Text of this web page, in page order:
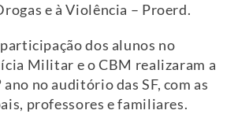
e à Violência – Proerd.
dos alunos no
Militar e o CBM realizaram a
no auditório das SF, com as
professores e familiares.